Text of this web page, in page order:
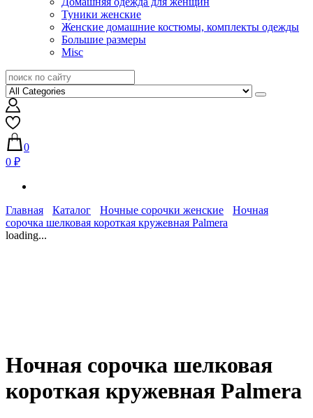
Туники женские
Женские домашние костюмы, комплекты одежды
Большие размеры
Misc
0
0 ₽
Главная Каталог Ночные сорочки женские
Ночная
сорочка шелковая короткая кружевная Palmera
loading...
Ночная сорочка шелковая
короткая кружевная Palmera